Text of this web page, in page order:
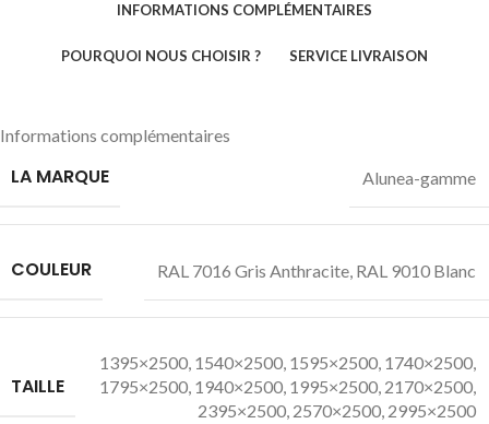
INFORMATIONS COMPLÉMENTAIRES
POURQUOI NOUS CHOISIR ? SERVICE LIVRAISON
Informations complémentaires
LA MARQUE Alunea-gamme
COULEUR RAL 7016 Gris Anthracite, RAL 9010 Blanc
TAILLE
1395×2500, 1540×2500, 1595×2500, 1740×2500,
1795×2500, 1940×2500, 1995×2500, 2170×2500,
2395×2500, 2570×2500, 2995×2500